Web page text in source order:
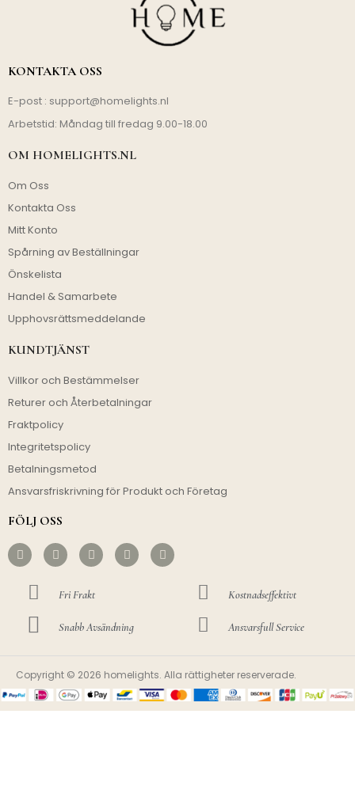
KONTAKTA OSS
E-post : support@homelights.nl
Arbetstid: Måndag till fredag 9.00-18.00
OM HOMELIGHTS.NL
Om Oss
Kontakta Oss
Mitt Konto
Spårning av Beställningar
Önskelista
Handel & Samarbete
Upphovsrättsmeddelande
KUNDTJÄNST
Villkor och Bestämmelser
Returer och Återbetalningar
Fraktpolicy
Integritetspolicy
Betalningsmetod
Ansvarsfriskrivning för Produkt och Företag
FÖLJ OSS
Fri Frakt Kostnadseffektivt
Snabb Avsändning Ansvarsfull Service
Copyright © 2026 homelights. Alla rättigheter reserverade.